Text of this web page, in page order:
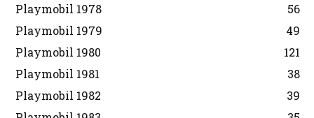
Playmobil 1978
56
Playmobil 1979
49
Playmobil 1980
121
Playmobil 1981
38
Playmobil 1982
39